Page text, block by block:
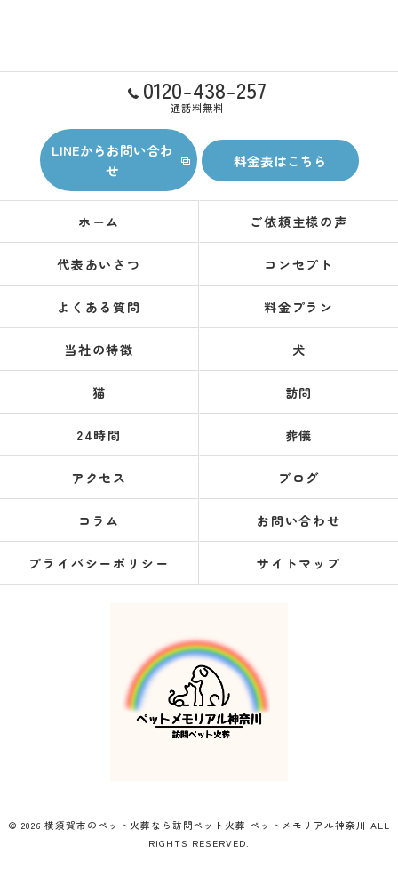
0120-438-257
通話料無料
LINEからお問い合わ
せ
料金表はこちら
ホーム ご依頼主様の声
代表あいさつ コンセプト
よくある質問 料金プラン
当社の特徴 犬
猫 訪問
24時間 葬儀
アクセス ブログ
コラム お問い合わせ
プライバシーポリシー サイトマップ
© 2026 横須賀市のペット火葬なら訪問ペット火葬 ペットメモリアル神奈川 ALL
RIGHTS RESERVED.